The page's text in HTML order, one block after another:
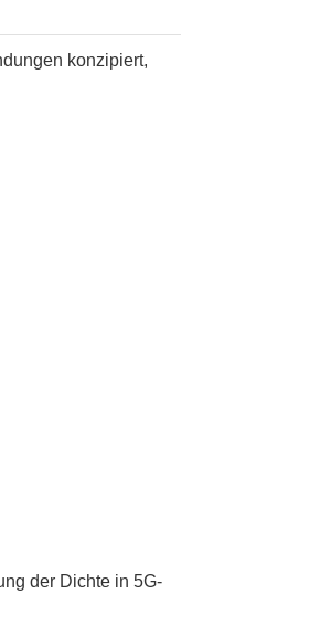
konzipiert,
der Dichte in 5G-